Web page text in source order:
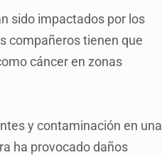
sido impactados por los
compañeros tienen que
cáncer en zonas
y contaminación en una
ha provocado daños